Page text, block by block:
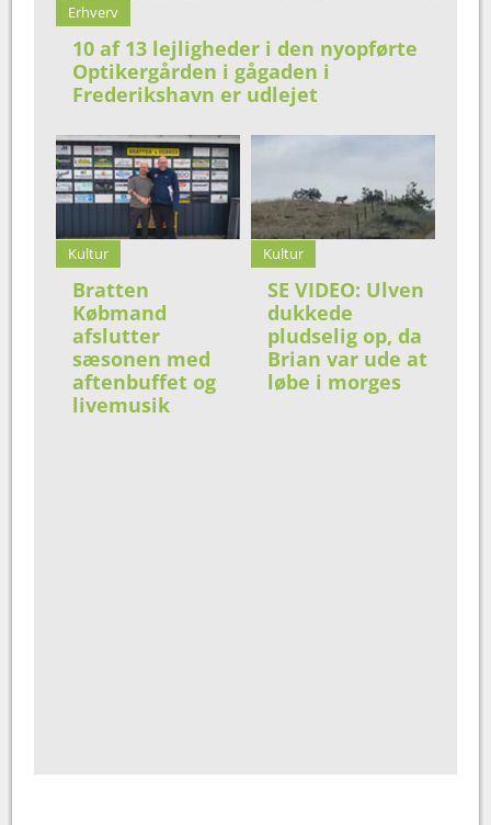
Erhverv
10 af 13 lejligheder i den nyopførte
Optikergården i gågaden i
Frederikshavn er udlejet
Kultur
Bratten
Købmand
afslutter
sæsonen med
aftenbuffet og
livemusik
Kultur
SE VIDEO: Ulven
dukkede
pludselig op, da
Brian var ude at
løbe i morges